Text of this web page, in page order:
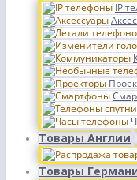
IP
Товары Англии
Товары